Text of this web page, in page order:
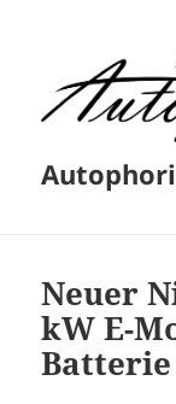
Neuer
kW E-
Batterie